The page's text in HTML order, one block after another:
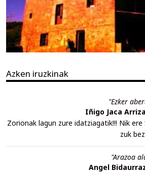
Azken iruzkinak
"Ezker
Iñigo Jaca
Zorionak lagun zure idatziagatik!!! Nik ere
zuk
"Arazoa
Angel